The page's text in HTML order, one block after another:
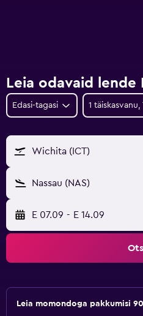
Leia odavaid lende
Edasi-tagasi 1
Wichita (ICT)
Nassau (NAS)
E 07.09 - E 14.09
Leia momondoga pakkumisi